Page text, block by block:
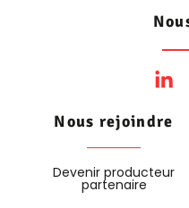
Nous rejoindre
Devenir producteur
partenaire